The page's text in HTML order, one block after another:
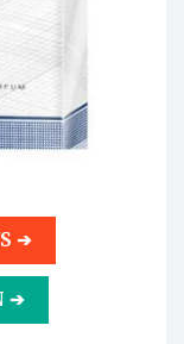
➔
➔